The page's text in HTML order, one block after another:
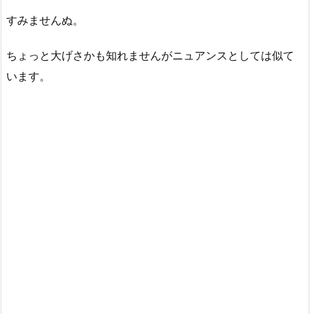
すみませんぬ。
ちょっと大げさかも知れませんがニュアンスとしては似て
います。